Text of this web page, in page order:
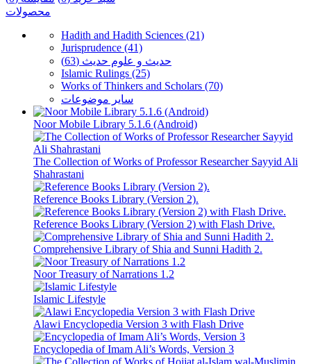
محصولات
Hadith and Hadith Sciences (21)
Jurisprudence (41)
حدیث و علوم حدیث (63)
Islamic Rulings (25)
Works of Thinkers and Scholars (70)
سایر موضوعات
Noor Mobile Library 5.1.6 (Android)
The Collection of Works of Professor Researcher Sayyid Ali
Shahrastani
Reference Books Library (Version 2).
Reference Books Library (Version 2) with Flash Drive.
Comprehensive Library of Shia and Sunni Hadith 2.
Noor Treasury of Narrations 1.2
Islamic Lifestyle
Alawi Encyclopedia Version 3 with Flash Drive
Encyclopedia of Imam Ali’s Words, Version 3